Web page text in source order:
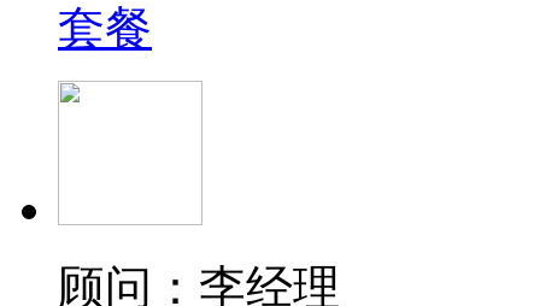
套餐
顾问：李经理